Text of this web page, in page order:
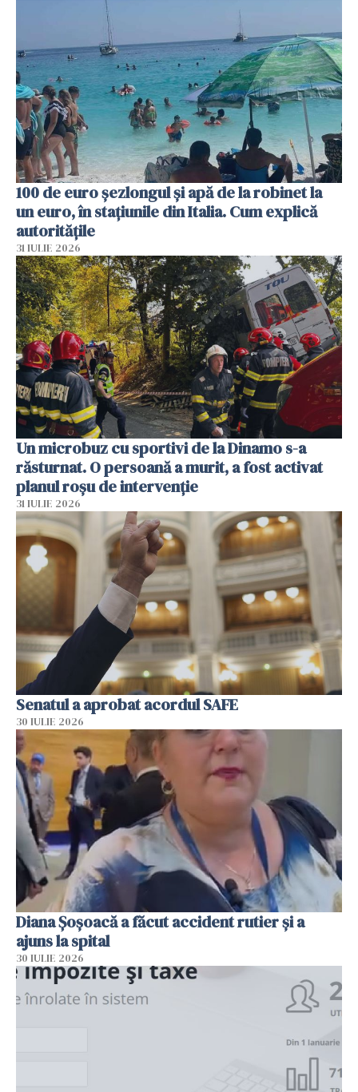
100 de euro șezlongul și apă de la robinet la
un euro, în stațiunile din Italia. Cum explică
autoritățile
31 IULIE 2026
Un microbuz cu sportivi de la Dinamo s-a
răsturnat. O persoană a murit, a fost activat
planul roșu de intervenție
31 IULIE 2026
Senatul a aprobat acordul SAFE
30 IULIE 2026
Diana Șoșoacă a făcut accident rutier și a
ajuns la spital
30 IULIE 2026